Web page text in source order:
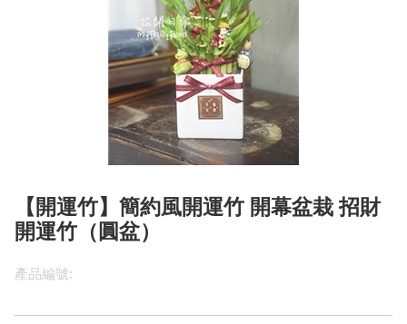
【開運竹】簡約風開運竹 開幕盆栽 招財
開運竹（圓盆）
產品編號: